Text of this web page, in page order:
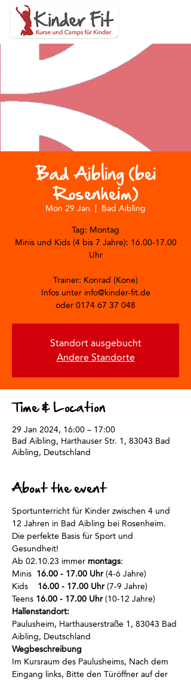
Bad Aibling (bei
Rosenheim)
Mon 29 Jan Bad Aibling
Tag: Montag
Minis und Kids (4 bis 7 Jahre): 16.00-17.00
Uhr
Trainer: Konrad (Kone)
Infos unter info@kinder-fit.de
oder 0174 67 37 048
Standort ausgebucht
Andere Standorte
Time & Location
29 Jan 2024, 16:00 – 17:00
Bad Aibling, Harthauser Str. 1, 83043 Bad
Aibling, Deutschland
About the event
Sportunterricht für Kinder zwischen 4 und
12 Jahren in Bad Aibling bei Rosenheim.
Die perfekte Basis für Sport und
Gesundheit!
Ab 02.10.23 immer montags:
Minis 16.00 - 17.00 Uhr (4-6 Jahre)
Kids 16.00 - 17.00 Uhr (7-9 Jahre)
Teens 16.00 - 17.00 Uhr (10-12 Jahre)
Hallenstandort:
Paulusheim, Harthauserstraße 1, 83043 Bad
Aibling, Deutschland
Wegbeschreibung
Im Kursraum des Paulusheims, Nach dem
Eingang links, Bitte den Türöffner auf der